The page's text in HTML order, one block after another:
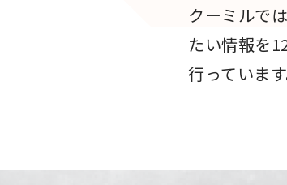
クーミルで
たい情報を
行っています